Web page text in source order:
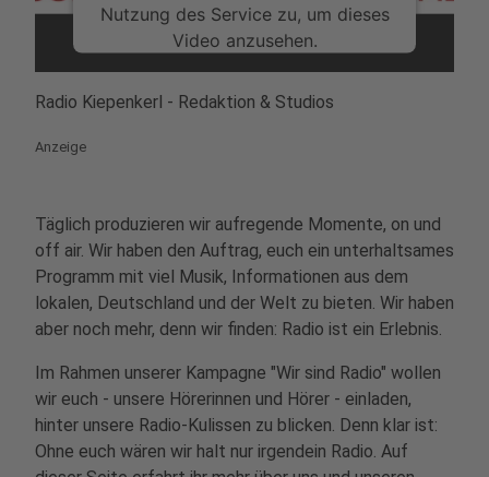
Nutzung des Service zu, um dieses
Video anzusehen.
Radio Kiepenkerl - Redaktion & Studios
Anzeige
Täglich produzieren wir aufregende Momente, on und
off air. Wir haben den Auftrag, euch ein unterhaltsames
Programm mit viel Musik, Informationen aus dem
lokalen, Deutschland und der Welt zu bieten. Wir haben
aber noch mehr, denn wir finden: Radio ist ein Erlebnis.
Im Rahmen unserer Kampagne "Wir sind Radio" wollen
wir euch - unsere Hörerinnen und Hörer - einladen,
hinter unsere Radio-Kulissen zu blicken. Denn klar ist:
Ohne euch wären wir halt nur irgendein Radio. Auf